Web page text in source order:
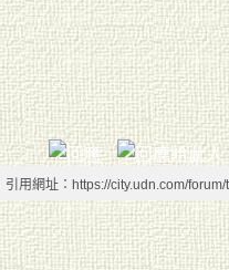
引用網址：https://city.udn.com/